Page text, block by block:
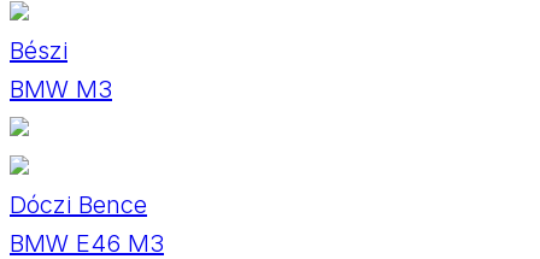
Bészi
BMW M3
Dóczi Bence
BMW E46 M3